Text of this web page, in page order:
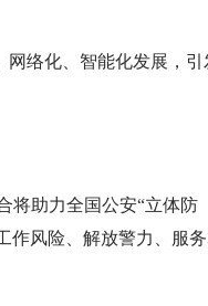
网络化、智能化发展，引
将助力全国公安“立体防
作风险、解放警力、服